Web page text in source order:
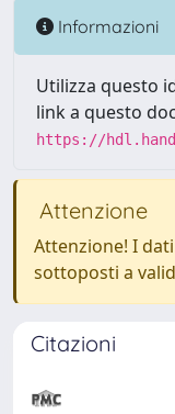
Informazioni
Utilizza questo
link a questo
https://
Attenzione
Attenzione! I
sottoposti a
Citazioni